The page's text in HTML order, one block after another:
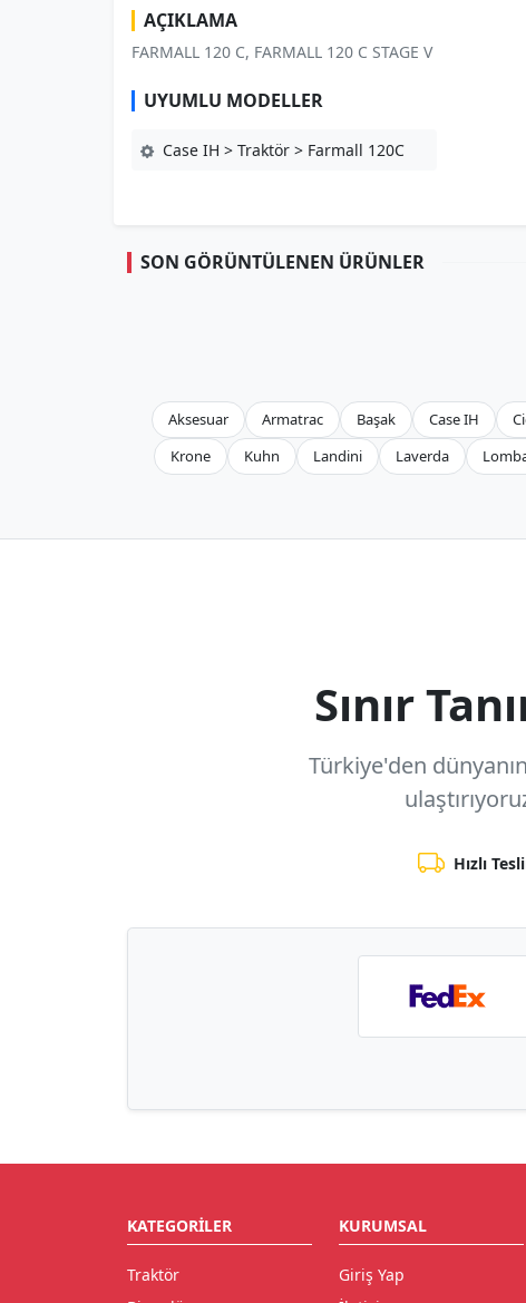
AÇIKLAMA
FARMALL 120 C, FARMALL 120 C STAGE V
UYUMLU MODELLER
Case IH > Traktör > Farmall 120C
SON GÖRÜNTÜLENEN ÜRÜNLER
Aksesuar Armatrac Başak Case IH
Krone
Kuhn Landini Laverda
Sınır
Türkiye'den
Hızlı
KATEGORILER
Traktör
KURUMSAL
Giriş Yap